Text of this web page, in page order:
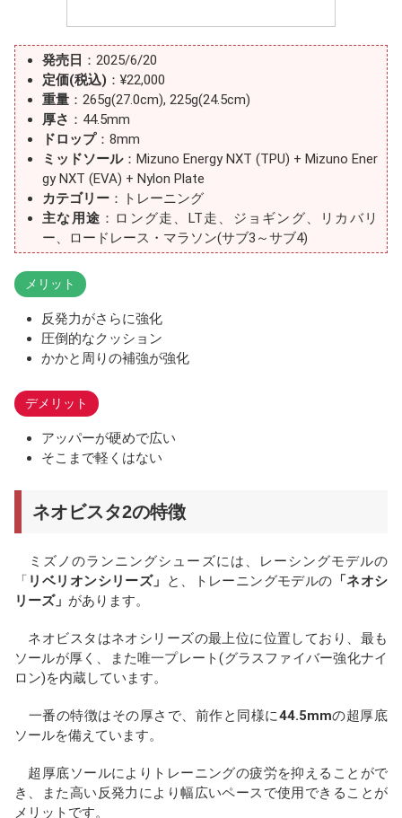
発売日 ：2025/6/20
定価(税込) ：¥22,000
重量 ：265g(27.0cm), 225g(24.5cm)
厚さ ：44.5mm
ドロップ：8mm
ミッドソール：Mizuno Energy NXT (TPU) + Mizuno Ener
gy NXT (EVA) + Nylon Plate
カテゴリー ：トレーニング
主な用途 ：ロング走、LT走、ジョギング、リカバリ
ー、ロードレース・マラソン(サブ3～サブ4)
メリット
反発力がさらに強化
圧倒的なクッション
かかと周りの補強が強化
デメリット
アッパーが硬めで広い
そこまで軽くはない
ネオビスタ2の特徴
ミズノのランニングシューズには、レーシングモデルの
「 リベリオンシリーズ」 と、トレーニングモデルの 「ネオシ
リーズ」 があります。
ネオビスタはネオシリーズの最上位に位置しており、最も
ソールが厚く、また唯一プレート(グラスファイバー強化ナイ
ロン)を内蔵しています。
一番の特徴はその厚さで、前作と同様に44.5mmの超厚底
ソールを備えています。
超厚底ソールによりトレーニングの疲労を抑えることがで
き、また高い反発力により幅広いペースで使用できることが
メリットです。